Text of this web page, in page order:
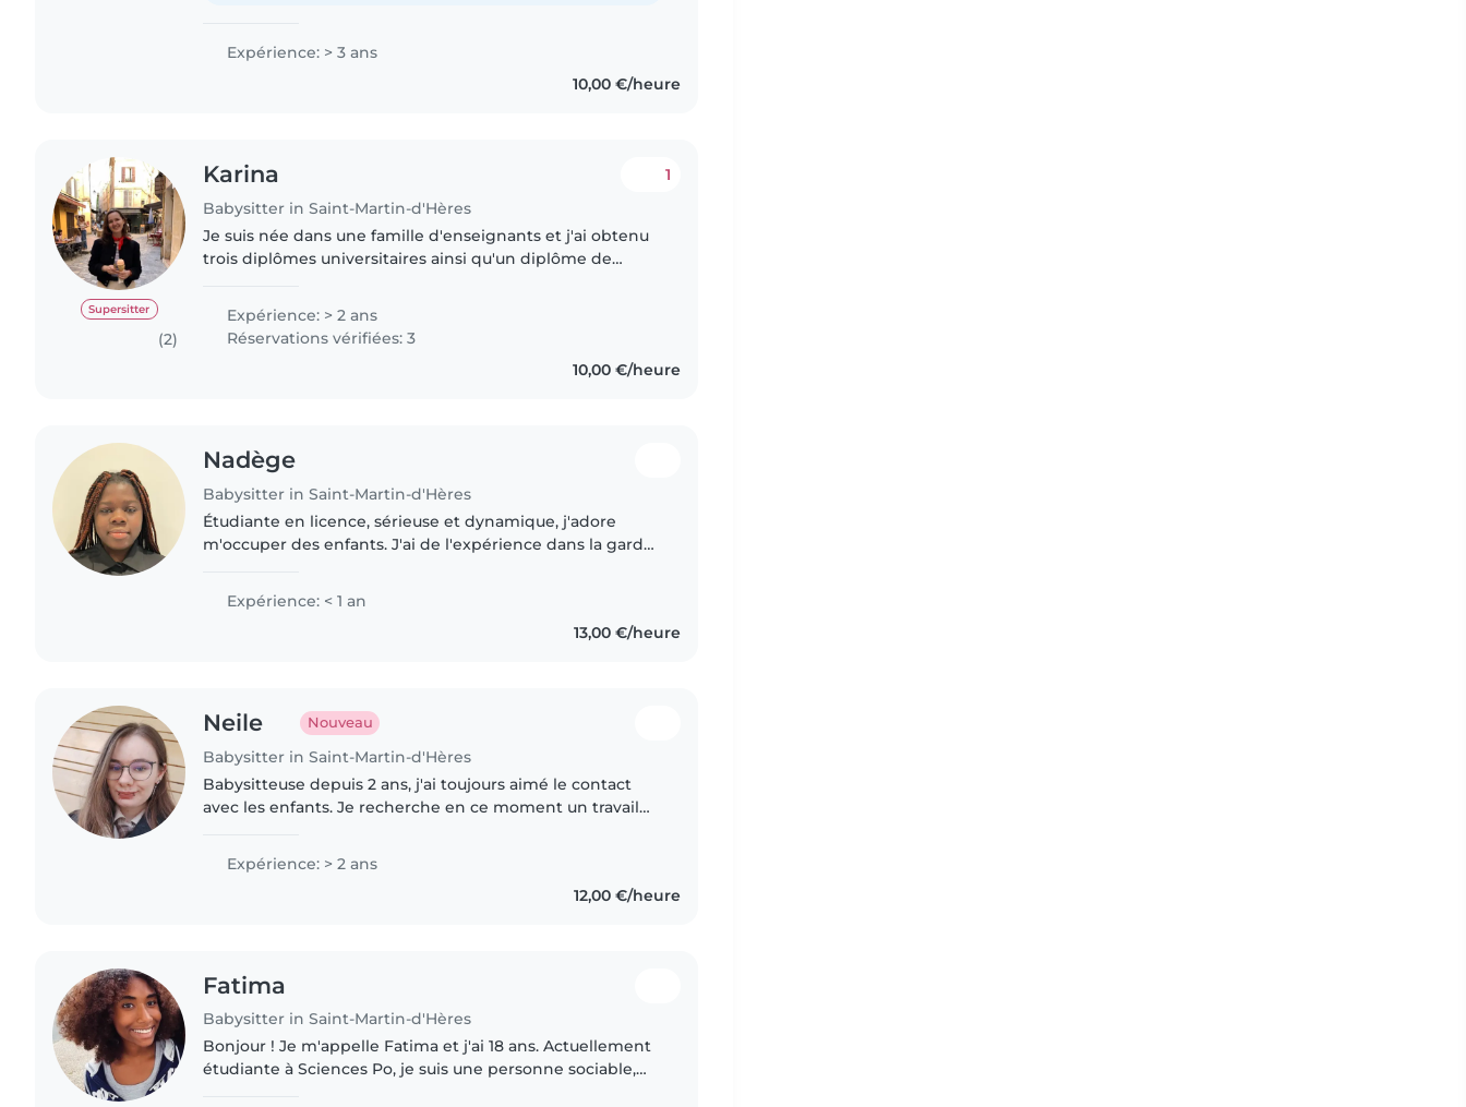
Expérience: > 3 ans
10,00 €/heure
Supersitter
(2)
Karina
Babysitter in Saint-Martin-d'Hères
1
Je suis née dans une famille d'enseignants et j'ai obtenu
trois diplômes universitaires ainsi qu'un diplôme de
eu l'habitude..
Expérience: > 2 ans
Réservations vérifiées: 3
10,00 €/heure
Nadège
Babysitter in Saint-Martin-d'Hères
Étudiante en licence, sérieuse et dynamique, j'adore
m'occuper des enfants. J'ai de l'expérience dans la garde
éducatives...
Expérience: < 1 an
13,00 €/heure
Neile Nouveau
Babysitter in Saint-Martin-d'Hères
Babysitteuse depuis 2 ans, j'ai toujours aimé le contact
avec les enfants. Je recherche en ce moment un travail
Expérience: > 2 ans
12,00 €/heure
Fatima
Babysitter in Saint-Martin-d'Hères
Bonjour ! Je m'appelle Fatima et j'ai 18 ans. Actuellement
étudiante à Sciences Po, je suis une personne sociable,